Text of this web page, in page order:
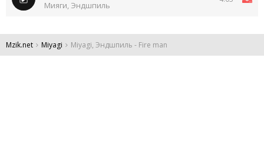
Мияги, Эндшпиль
Mzik.net Miyagi Miyagi, Эндшпиль - Fire man